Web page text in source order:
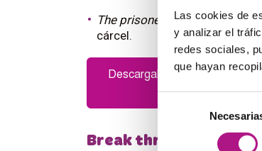
Las cookies de
y analizar el
redes sociales,
que hayan
consentimiento
The prisoners broke out
cárcel.
Break through